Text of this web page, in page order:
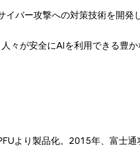
バー攻撃への対策技術を開発
が安全にAIを利用できる豊か
より製品化。2015年、富士